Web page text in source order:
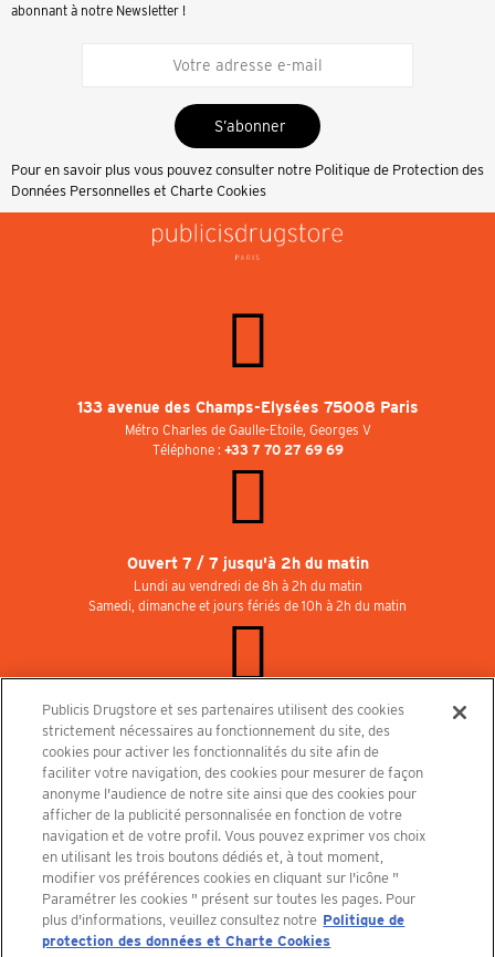
abonnant à notre Newsletter !
S’abonner
Pour en savoir plus vous pouvez consulter notre Politique de Protection des
Données Personnelles et Charte Cookies
133 avenue des Champs-Elysées 75008 Paris
Métro Charles de Gaulle-Etoile, Georges V
Téléphone : +33 7 70 27 69 69
Ouvert 7 / 7 jusqu'à 2h du matin
Lundi au vendredi de 8h à 2h du matin
Samedi, dimanche et jours fériés de 10h à 2h du matin
Rejoignez-nous au Publicisdrugstore !
Nous recrutons pour les boutiques, le restaurant et le cinéma. Contactez-nous :
recrutement@publicisdrugstore.com
Conditions générales de vente
Mentions légales
Politique de Protection des Données Personnelles et Charte
Cookies
Publicis Drugstore et ses partenaires utilisent des cookies
strictement nécessaires au fonctionnement du site, des
cookies pour activer les fonctionnalités du site afin de
faciliter votre navigation, des cookies pour mesurer de façon
anonyme l'audience de notre site ainsi que des cookies pour
afficher de la publicité personnalisée en fonction de votre
navigation et de votre profil. Vous pouvez exprimer vos choix
en utilisant les trois boutons dédiés et, à tout moment,
modifier vos préférences cookies en cliquant sur l'icône "
Paramétrer les cookies " présent sur toutes les pages. Pour
plus d'informations, veuillez consultez notre Politique de
protection des données et Charte Cookies